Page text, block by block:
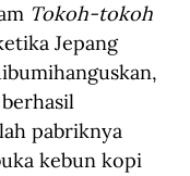
Tokoh-tokoh
Jepang
pabriknya
kebun kopi